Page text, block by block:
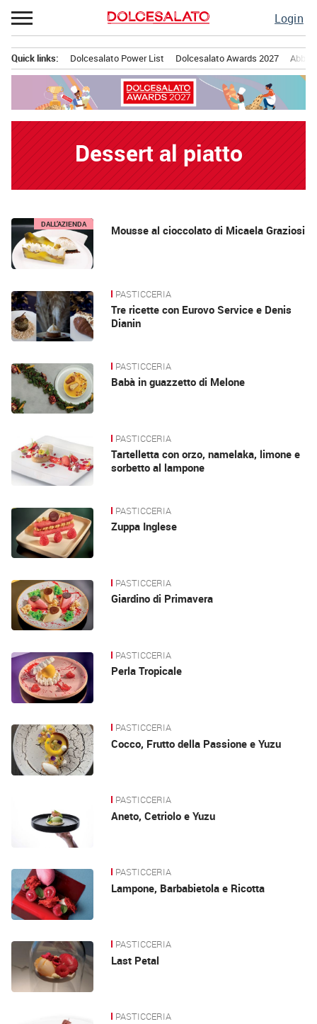
Passa
al
Login
principale
Quick links: Dolcesalato Power List Dolcesalato Awards 2027
Dessert al piatto
News DALL’AZIENDA Mousse al cioccolato di Micaela Graziosi
PASTICCERIA
Tre ricette con Eurovo Service e Denis
Dianin
PASTICCERIA
Babà in guazzetto di Melone
PASTICCERIA
Tartelletta con orzo, namelaka, limone e
sorbetto al lampone
PASTICCERIA
Zuppa Inglese
PASTICCERIA
Giardino di Primavera
PASTICCERIA
Perla Tropicale
PASTICCERIA
Cocco, Frutto della Passione e Yuzu
PASTICCERIA
Aneto, Cetriolo e Yuzu
PASTICCERIA
Lampone, Barbabietola e Ricotta
PASTICCERIA
Last Petal
PASTICCERIA